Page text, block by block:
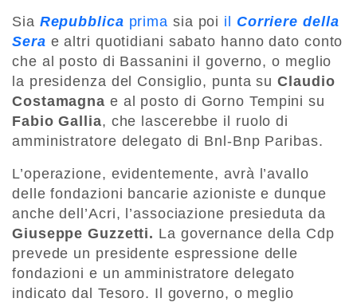
Sia Repubblica prima sia poi il Corriere della
Sera e altri quotidiani sabato hanno dato conto
che al posto di Bassanini il governo, o meglio
la presidenza del Consiglio, punta suClaudio
Costamagna e al posto di Gorno Tempini su
Fabio Gallia, che lascerebbe il ruolo di
amministratore delegato di Bnl-Bnp Paribas.
L’operazione, evidentemente, avrà l’avallo
delle fondazioni bancarie azioniste e dunque
anche dell’Acri, l’associazione presieduta da
Giuseppe Guzzetti. La governance della Cdp
prevede un presidente espressione delle
fondazioni e un amministratore delegato
indicato dal Tesoro. Il governo, o meglio